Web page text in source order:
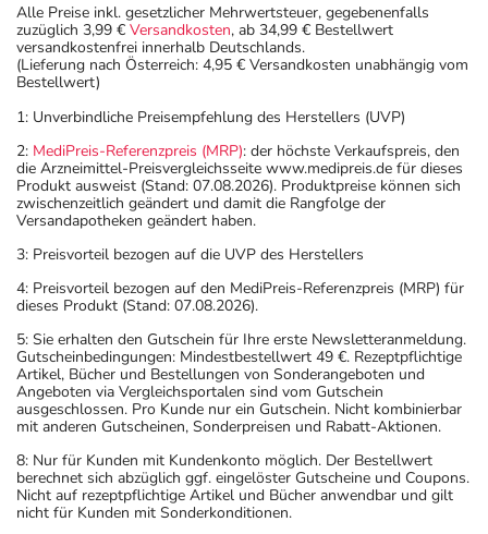
Alle Preise inkl. gesetzlicher Mehrwertsteuer, gegebenenfalls
zuzüglich 3,99 € Versandkosten, ab 34,99 € Bestellwert
versandkostenfrei innerhalb Deutschlands.
(Lieferung nach Österreich: 4,95 € Versandkosten unabhängig vom
Bestellwert)
1: Unverbindliche Preisempfehlung des Herstellers (UVP)
2: MediPreis-Referenzpreis (MRP): der höchste Verkaufspreis, den
die Arzneimittel-Preisvergleichsseite www.medipreis.de für dieses
Produkt ausweist (Stand: 07.08.2026). Produktpreise können sich
zwischenzeitlich geändert und damit die Rangfolge der
Versandapotheken geändert haben.
3: Preisvorteil bezogen auf die UVP des Herstellers
4: Preisvorteil bezogen auf den MediPreis-Referenzpreis (MRP) für
dieses Produkt (Stand: 07.08.2026).
5: Sie erhalten den Gutschein für Ihre erste Newsletteranmeldung.
Gutscheinbedingungen: Mindestbestellwert 49 €. Rezeptpflichtige
Artikel, Bücher und Bestellungen von Sonderangeboten und
Angeboten via Vergleichsportalen sind vom Gutschein
ausgeschlossen. Pro Kunde nur ein Gutschein. Nicht kombinierbar
mit anderen Gutscheinen, Sonderpreisen und Rabatt-Aktionen.
8: Nur für Kunden mit Kundenkonto möglich. Der Bestellwert
berechnet sich abzüglich ggf. eingelöster Gutscheine und Coupons.
Nicht auf rezeptpflichtige Artikel und Bücher anwendbar und gilt
nicht für Kunden mit Sonderkonditionen.